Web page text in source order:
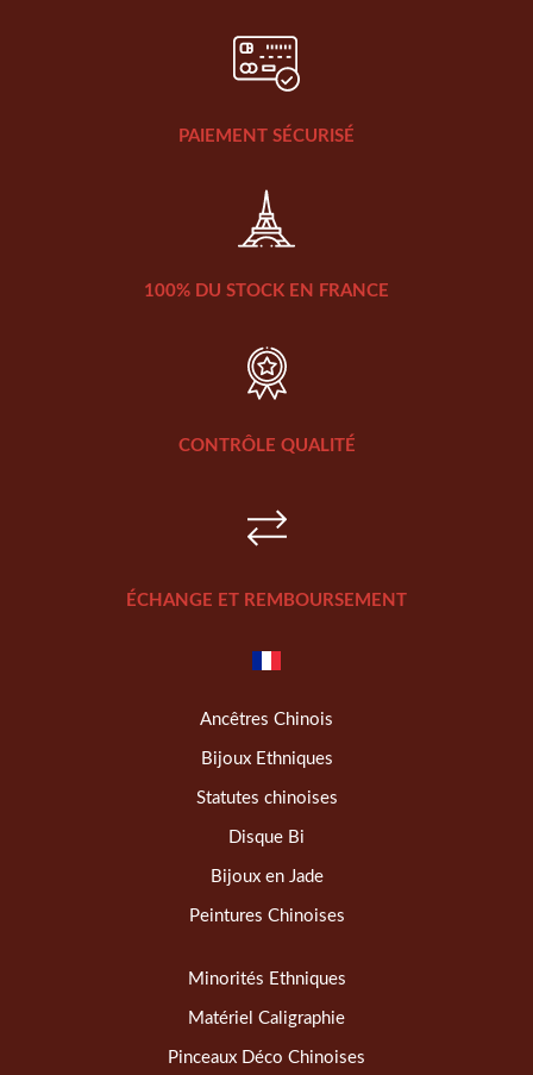
PAIEMENT SÉCURISÉ
100% DU STOCK EN FRANCE
CONTRÔLE QUALITÉ
ÉCHANGE ET REMBOURSEMENT
Ancêtres Chinois
Bijoux Ethniques
Statutes chinoises
Disque Bi
Bijoux en Jade
Peintures Chinoises
Minorités Ethniques
Matériel Caligraphie
Pinceaux Déco Chinoises